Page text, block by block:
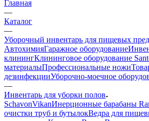
Главная
—
Каталог
—
Уборочный инвентарь для пищевых
АвтохимияГаражное оборудование
клинингКлининговое оборудование
материалыПрофессиональные ножи
дезинфекцииУборочно-моечное
—
Инвентарь для уборки полов
SchavonVikanИнерционные барабаны
очистки труб и бутылокВедра для